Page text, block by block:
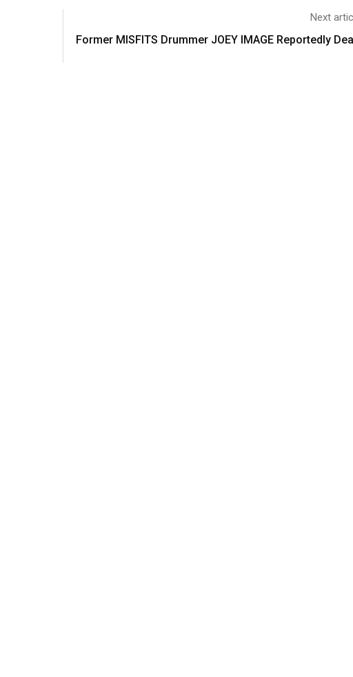
Next
Former MISFITS Drummer JOEY IMAGE Reportedly